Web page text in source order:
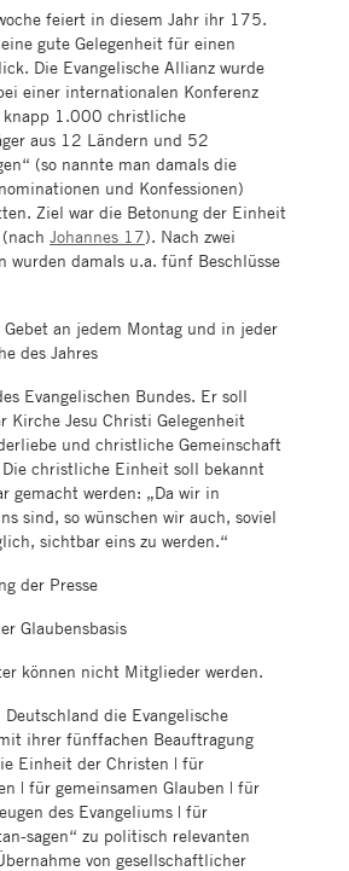
feiert in diesem Jahr ihr 175.
gute Gelegenheit für einen
Die Evangelische Allianz wurde
einer internationalen Konferenz
knapp 1.000 christliche
aus 12 Ländern und 52
(so nannte man damals die
und Konfessionen)
Ziel war die Betonung der Einheit
Johannes 17). Nach zwei
wurden damals u.a. fünf Beschlüsse
an jedem Montag und in jeder
des Jahres
Evangelischen Bundes. Er soll
Kirche Jesu Christi Gelegenheit
und christliche Gemeinschaft
christliche Einheit soll bekannt
gemacht werden: „Da wir in
sind, so wünschen wir auch, soviel
sichtbar eins zu werden.“
der Presse
Glaubensbasis
können nicht Mitglieder werden.
die Evangelische
ihrer fünffachen Beauftragung
Einheit der Christen | für
| für gemeinsamen Glauben | für
des Evangeliums | für
sagen“ zu politisch relevanten
von gesellschaftlicher